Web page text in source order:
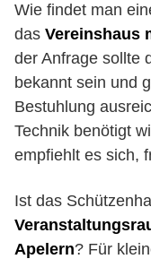
Wie findet man
das Vereinshaus
der Anfrage sollte
bekannt sein und
Bestuhlung
Technik benötigt
empfiehlt es sich,
Ist das
Apelern? Für